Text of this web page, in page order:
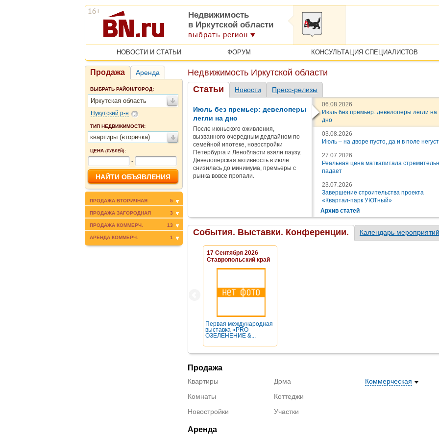
Недвижимость
в Иркутской области
выбрать регион
НОВОСТИ И СТАТЬИ ФОРУМ КОНСУЛЬТАЦИЯ СПЕЦИАЛИСТОВ
Продажа Аренда
ВЫБРАТЬ РАЙОН/ГОРОД:
Иркутская область
Нукутский р-н
ТИП НЕДВИЖИМОСТИ:
квартиры (вторичка)
ЦЕНА (РУБЛЕЙ):
-
ПРОДАЖА ВТОРИЧНАЯ 5
ПРОДАЖА ЗАГОРОДНАЯ 3
ПРОДАЖА КОММЕРЧ. 13
АРЕНДА КОММЕРЧ. 1
Недвижимость Иркутской области
Статьи
Новости Пресс-релизы
Июль без премьер: девелоперы
легли на дно
После июньского оживления,
вызванного очередным дедлайном по
семейной ипотеке, новостройки
Петербурга и Ленобласти взяли паузу.
Девелоперская активность в июле
снизилась до минимума, премьеры с
рынка вовсе пропали.
06.08.2026
Июль без премьер: девелоперы легли на
дно
03.08.2026
Июль – на дворе пусто, да и в поле
27.07.2026
Реальная цена маткапитала
падает
23.07.2026
Завершение строительства проекта
«Квартал-парк УЮТный»
Архив статей
События. Выставки. Конференции. Календарь мероприятий
17 Сентября 2026
Ставропольский край
Первая международная
выставка «PRO
ОЗЕЛЕНЕНИЕ &...
Продажа
Квартиры
Комнаты
Новостройки
Дома
Коттеджи
Участки
Коммерческая
Аренда